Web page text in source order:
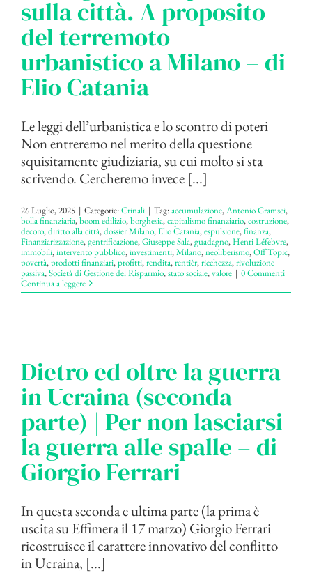
sulla città. A proposito
del terremoto
urbanistico a Milano – di
Elio Catania
Le leggi dell’urbanistica e lo scontro di poteri
Non entreremo nel merito della questione
squisitamente giudiziaria, su cui molto si sta
scrivendo. Cercheremo invece [...]
26 Luglio, 2025 | Categorie:Crinali | Tag:accumulazione,Antonio Gramsci,
bolla finanziaria,boom edilizio,borghesia,capitalismo finanziario,costruzione,
decoro,diritto alla città,dossier Milano,Elio Catania,espulsione,finanza,
Finanziarizzazione,gentrificazione,Giuseppe Sala,guadagno,Henri Léfebvre,
immobili,intervento pubblico,investimenti,Milano,neoliberismo,Off Topic,
povertà,prodotti finanziari,profitti,rendita,rentièr,ricchezza,rivoluzione
passiva,Società di Gestione del Risparmio,stato sociale,valore | 0 Commenti
Continua a leggere
Dietro ed oltre la guerra
in Ucraina (seconda
parte) | Per non lasciarsi
la guerra alle spalle – di
Giorgio Ferrari
In questa seconda e ultima parte (la prima è
uscita su Effimera il 17 marzo) Giorgio Ferrari
ricostruisce il carattere innovativo del conflitto
in Ucraina, [...]